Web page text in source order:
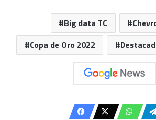
Big data TC
Copa de Oro 2022